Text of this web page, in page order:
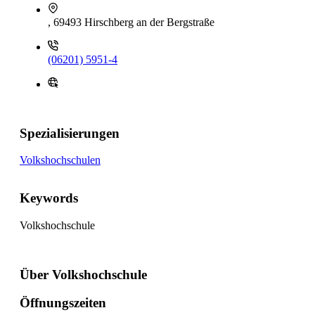
, 69493 Hirschberg an der Bergstraße
(06201) 5951-4
Spezialisierungen
Volkshochschulen
Keywords
Volkshochschule
Über Volkshochschule
Öffnungszeiten